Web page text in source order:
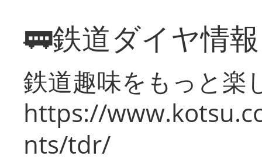
🚃鉄道ダイヤ情
鉄道趣味をもっと楽
https://
nts/tdr/